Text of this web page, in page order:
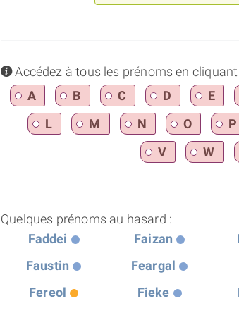
infoAccédez à tous les prénoms en
A
B C D E
L
M N O P
V
W
Quelques prénoms au hasard :
Faddei
Faizan
Faustin
Feargal
Fereol
Fieke